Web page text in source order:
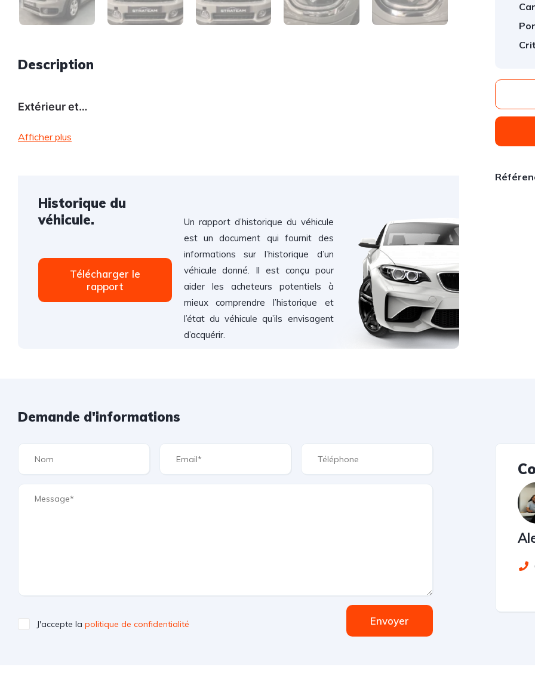
Description
Extérieur et…
Afficher plus
Historique du
véhicule.
Télécharger le
rapport
Un rapport d’historique du véhicule
est un document qui fournit des
informations sur l’historique d’un
véhicule donné. Il est conçu pour
aider les acheteurs potentiels à
mieux comprendre l’historique et
l’état du véhicule qu’ils envisagent
d’acquérir.
Demande d'informations
J'accepte la politique de confidentialité Envoyer